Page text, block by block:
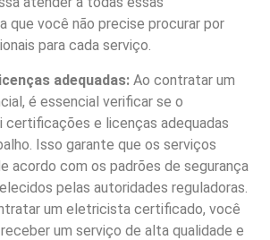
que você não precise procurar por
para cada serviço.
adequadas: Ao contratar um
é essencial verificar se o
certificações e licenças adequadas
Isso garante que os serviços
acordo com os padrões de segurança
pelas autoridades reguladoras.
um eletricista certificado, você
um serviço de alta qualidade e